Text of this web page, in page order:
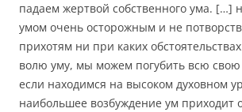
падаем жертвой собственного ума. […]
умом очень осторожным и не
прихотям ни при каких
волю уму, мы можем погубить всю
если находимся на высоком духовном
наибольшее возбуждение ум приходит